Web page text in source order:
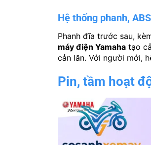
Hệ thống phanh,
Phanh đĩa trước sau,
máy điện Yamaha tạo
cản lăn. Với người mới,
Pin, tầm hoạt